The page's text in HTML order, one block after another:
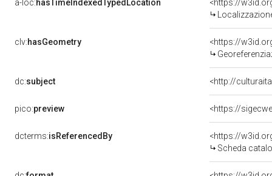
a-loc:hasTimeIndexedTypedLocation
<https://
clv:hasGeometry
<https://
dc:subject <http://
pico:preview <https://
dcterms:isReferencedBy
<https://
Scheda